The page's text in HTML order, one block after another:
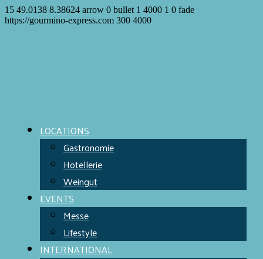
15 49.0138 8.38624 arrow 0 bullet 1 4000 1 0 fade
https://gourmino-express.com 300 4000
LOCATIONS
Gastronomie
Hotellerie
Weingut
EVENTS
Messe
Lifestyle
INTERNATIONAL